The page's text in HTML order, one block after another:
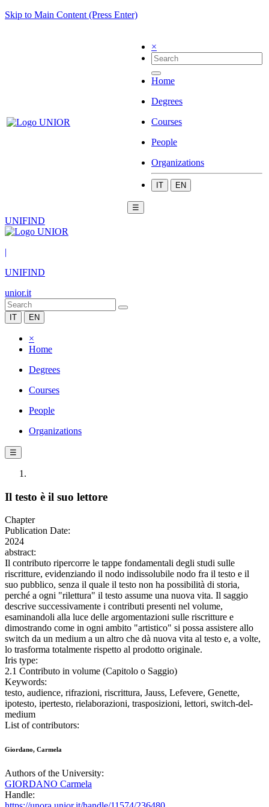
Skip to Main Content (Press Enter)
×
Home
Degrees
Courses
People
Organizations
IT EN
☰
UNIFIND
|
UNIFIND
unior.it
IT EN
×
Home
Degrees
Courses
People
Organizations
☰
Il testo è il suo lettore
Chapter
Publication Date:
2024
abstract:
Il contributo ripercorre le tappe fondamentali degli studi sulle
riscritture, evidenziando il nodo indissolubile nodo fra il testo e il
suo pubblico, senza il quale il testo non ha possibilità di storia,
perché a ogni "rilettura" il testo assume una nuova vita. Il saggio
descrive successivamente i contributi presenti nel volume,
esaminandoli alla luce delle argomentazioni sulle riscritture e
dimostrando come in ogni ambito "artistico" si possa assistere allo
switch da un medium a un altro che dà nuova vita al testo e, a volte,
lo trasforma totalmente rispetto al prodotto originale.
Iris type:
2.1 Contributo in volume (Capitolo o Saggio)
Keywords:
testo, audience, rifrazioni, riscrittura, Jauss, Lefevere, Genette,
ipotesto, ipertesto, rielaborazioni, trasposizioni, lettori, switch-del-
medium
List of contributors:
Giordano, Carmela
Authors of the University:
GIORDANO Carmela
Handle: